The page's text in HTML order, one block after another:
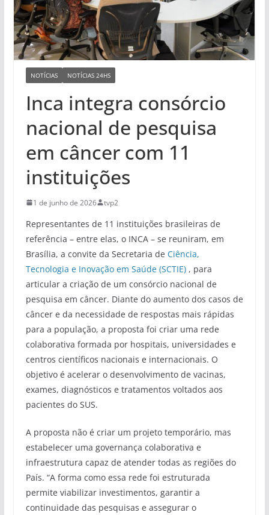
NOTÍCIAS NOTÍCIAS 24HS
Inca integra consórcio
nacional de pesquisa
em câncer com 11
instituições
1 de junho de 2026 tvp2
Representantes de 11 instituições brasileiras de
referência – entre elas, o INCA – se reuniram, em
Brasília, a convite da Secretaria de Ciência,
Tecnologia e Inovação em Saúde (SCTIE) , para
articular a criação de um consórcio nacional de
pesquisa em câncer. Diante do aumento dos casos de
câncer e da necessidade de respostas mais rápidas
para a população, a proposta foi criar uma rede
colaborativa formada por hospitais, universidades e
centros científicos nacionais e internacionais. O
objetivo é acelerar o desenvolvimento de vacinas,
exames, diagnósticos e tratamentos voltados aos
pacientes do SUS.
A proposta não é criar um projeto temporário, mas
estabelecer uma governança colaborativa e
infraestrutura capaz de atender todas as regiões do
País. “A forma como essa rede foi estruturada
permite viabilizar investimentos, garantir a
continuidade das pesquisas e assegurar o